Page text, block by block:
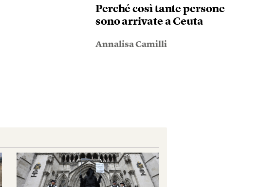
Perché così tante persone
sono arrivate a Ceuta
Annalisa Camilli